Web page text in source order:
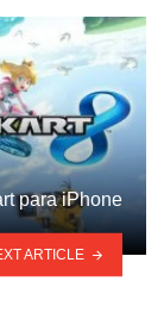
para iPhone
ARTICLE